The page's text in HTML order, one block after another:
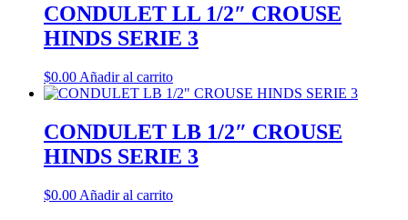
CONDULET LL 1/2″ CROUSE
HINDS SERIE 3
$0.00 Añadir al carrito
CONDULET LB 1/2″ CROUSE
HINDS SERIE 3
$0.00 Añadir al carrito